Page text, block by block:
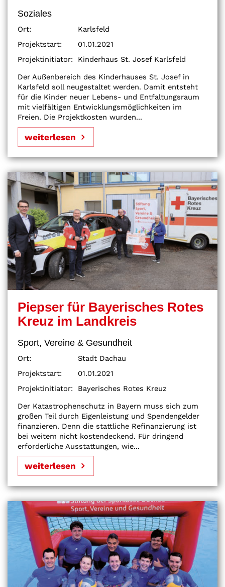
Soziales
Ort:
Karlsfeld
Projektstart:
01.01.2021
Projektinitiator:
Kinderhaus St. Josef Karlsfeld
Der Außenbereich des Kinderhauses St. Josef in
Karlsfeld soll neugestaltet werden. Damit entsteht
für die Kinder neuer Lebens- und Entfaltungsraum
mit vielfältigen Entwicklungsmöglichkeiten im
Freien. Die Projektkosten wurden...
weiterlesen
Piepser für Bayerisches Rotes
Kreuz im Landkreis
Sport, Vereine & Gesundheit
Ort:
Stadt Dachau
Projektstart:
01.01.2021
Projektinitiator:
Bayerisches Rotes Kreuz
Der Katastrophenschutz in Bayern muss sich zum
großen Teil durch Eigenleistung und Spendengelder
finanzieren. Denn die stattliche Refinanzierung ist
bei weitem nicht kostendeckend. Für dringend
erforderliche Ausstattungen, wie...
weiterlesen